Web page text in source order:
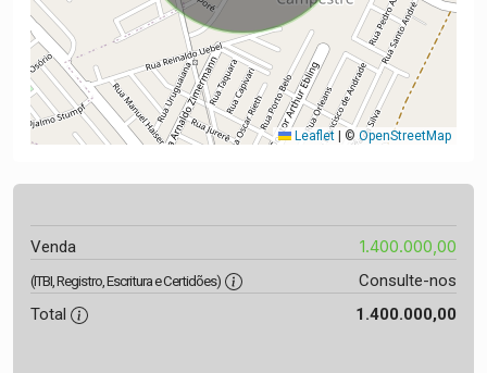
Leaflet © OpenStreetMap
Venda 1.400.000,00
(ITBI, Registro, Escritura e Certidões)
Consulte-nos
Total
1.400.000,00